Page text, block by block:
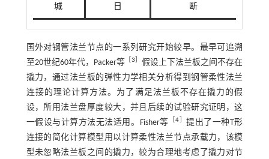
城 日 断
国外对钢管法兰节点的一系列研究开始较早。最早可追溯
至20世纪60年代，Packer等［ 3 ］假设上下法兰板之间不存在
撬力，通过法兰板的弹性力学相关分析得到钢管柔性法兰
连接的理论计算方法。为了满足法兰板不存在撬力的假
设，所用法兰盘厚度较大，并且后续的试验研究证明，这
一假设与计算方法无法适用。Fisher等 ［4 ］提出了一种T形
连接的简化计算模型用以计算柔性法兰节点承载力，该模
型未忽略法兰板之间的撬力，较为合理地考虑了撬力对节